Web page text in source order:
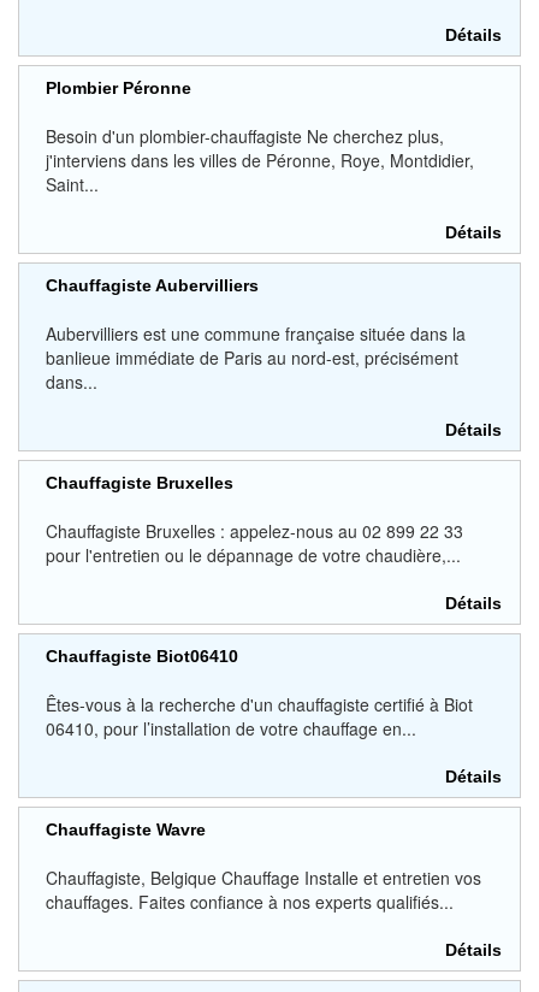
Détails
Plombier Péronne
Besoin d'un plombier-chauffagiste Ne cherchez plus,
j'interviens dans les villes de Péronne, Roye, Montdidier,
Saint...
Détails
Chauffagiste Aubervilliers
Aubervilliers est une commune française située dans la
banlieue immédiate de Paris au nord-est, précisément
dans...
Détails
Chauffagiste Bruxelles
Chauffagiste Bruxelles : appelez-nous au 02 899 22 33
pour l'entretien ou le dépannage de votre chaudière,...
Détails
Chauffagiste Biot06410
Êtes-vous à la recherche d'un chauffagiste certifié à Biot
06410, pour l’installation de votre chauffage en...
Détails
Chauffagiste Wavre
Chauffagiste, Belgique Chauffage Installe et entretien vos
chauffages. Faites confiance à nos experts qualifiés...
Détails